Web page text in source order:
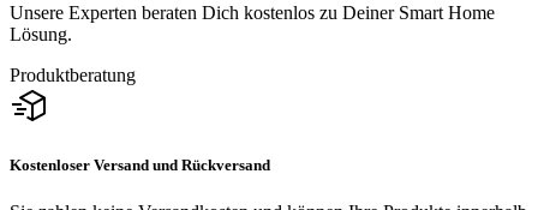
Unsere Experten beraten Dich kostenlos zu Deiner Smart Home
Lösung.
Produktberatung
Kostenloser Versand und Rückversand